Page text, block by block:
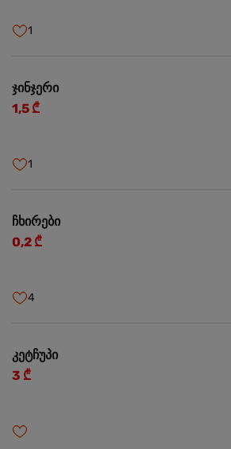
1
ჯინჯერი
1,5 ₾
1
ჩხირები
0,2 ₾
4
კეტჩუპი
3 ₾